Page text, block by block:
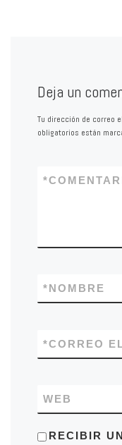
Deja un
Tu dirección de correo
obligatorios están
*
NOMBRE
*
CORREO
*
WEB
RECIBIR